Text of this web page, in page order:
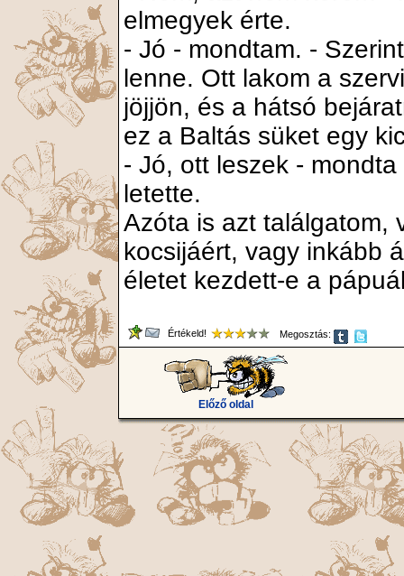
elmegyek érte.
- Jó - mondtam. -
lenne. Ott lakom a
jöjjön, és a hátsó
ez a Baltás süket egy
- Jó, ott leszek -
letette.
Azóta is azt találgatom,
kocsijáért, vagy inkább
életet kezdett-e a
Értékeld! Megosztás:
Előző oldal